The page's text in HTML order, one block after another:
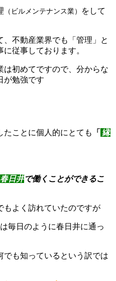
（ビルメンテナンス業）
をして
、不動産業界でも「管理」と
従事しております。
は初めてですので、分からな
が勉強です
たことに個人的にとても 「 縁
春日井で働くことができるこ
もよく訪れていたのですが
毎日のように春日井に通っ
でも知っているという訳では